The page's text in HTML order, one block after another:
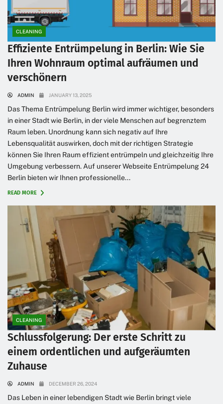
CLEANING
Effiziente Entrümpelung in Berlin: Wie Sie
Ihren Wohnraum optimal aufräumen und
verschönern
ADMIN JANUARY 13, 2025
Das Thema Entrümpelung Berlin wird immer wichtiger, besonders
in einer Stadt wie Berlin, in der viele Menschen auf begrenztem
Raum leben. Unordnung kann sich negativ auf Ihre
Lebensqualität auswirken, doch mit der richtigen Strategie
können Sie Ihren Raum effizient entrümpeln und gleichzeitig Ihre
Umgebung verbessern. Auf unserer Webseite Entrümpelung 24
Berlin bieten wir Ihnen professionelle...
READ MORE
CLEANING
Schlussfolgerung: Der erste Schritt zu
einem ordentlichen und aufgeräumten
Zuhause
ADMIN DECEMBER 26, 2024
Das Leben in einer lebendigen Stadt wie Berlin bringt viele